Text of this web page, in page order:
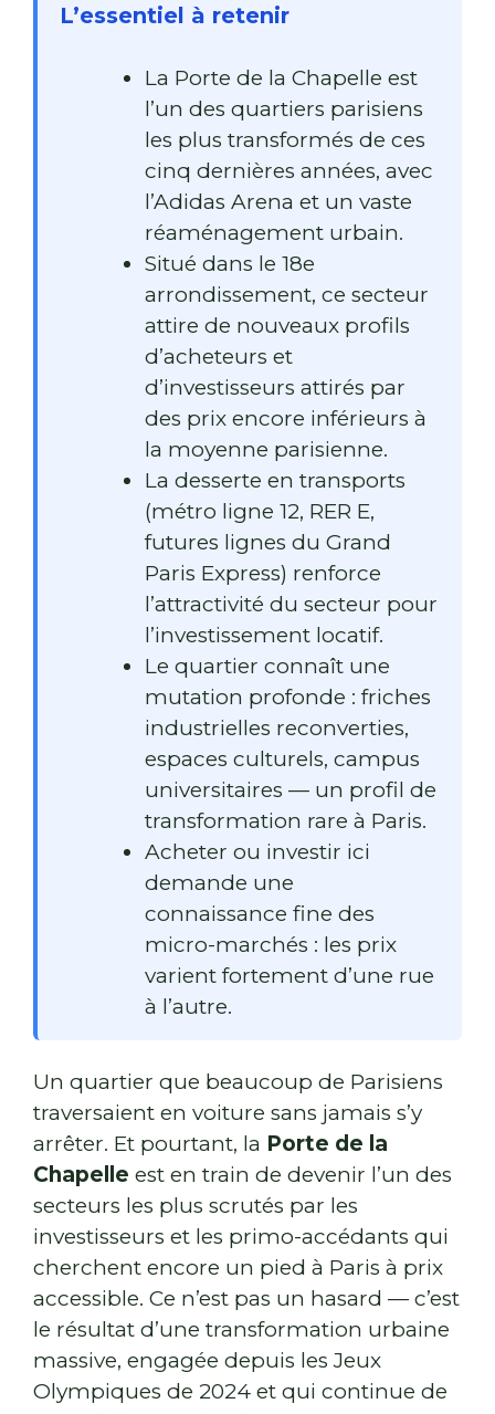
L’essentiel à retenir
La Porte de la Chapelle est
l’un des quartiers parisiens
les plus transformés de ces
cinq dernières années, avec
l’Adidas Arena et un vaste
réaménagement urbain.
Situé dans le 18e
arrondissement, ce secteur
attire de nouveaux profils
d’acheteurs et
d’investisseurs attirés par
des prix encore inférieurs à
la moyenne parisienne.
La desserte en transports
(métro ligne 12, RER E,
futures lignes du Grand
Paris Express) renforce
l’attractivité du secteur pour
l’investissement locatif.
Le quartier connaît une
mutation profonde : friches
industrielles reconverties,
espaces culturels, campus
universitaires — un profil de
transformation rare à Paris.
Acheter ou investir ici
demande une
connaissance fine des
micro-marchés : les prix
varient fortement d’une rue
à l’autre.
Un quartier que beaucoup de Parisiens
traversaient en voiture sans jamais s’y
arrêter. Et pourtant, la Porte de la
Chapelle est en train de devenir l’un des
secteurs les plus scrutés par les
investisseurs et les primo-accédants qui
cherchent encore un pied à Paris à prix
accessible. Ce n’est pas un hasard — c’est
le résultat d’une transformation urbaine
massive, engagée depuis les Jeux
Olympiques de 2024 et qui continue de